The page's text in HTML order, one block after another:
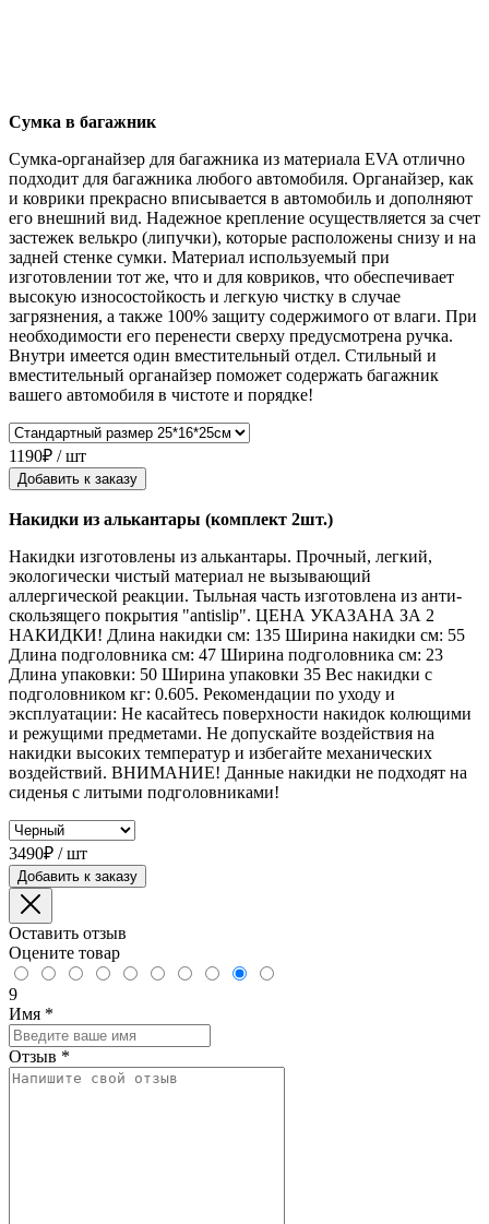
Сумка в багажник
Сумка-органайзер для багажника из материала EVA отлично
подходит для багажника любого автомобиля. Органайзер, как
и коврики прекрасно вписывается в автомобиль и дополняют
его внешний вид. Надежное крепление осуществляется за счет
застежек велькро (липучки), которые расположены снизу и на
задней стенке сумки. Материал используемый при
изготовлении тот же, что и для ковриков, что обеспечивает
высокую износостойкость и легкую чистку в случае
загрязнения, а также 100% защиту содержимого от влаги. При
необходимости его перенести сверху предусмотрена ручка.
Внутри имеется один вместительный отдел. Стильный и
вместительный органайзер поможет содержать багажник
вашего автомобиля в чистоте и порядке!
1190₽ / шт
Добавить к заказу
Накидки из алькантары (комплект 2шт.)
Накидки изготовлены из алькантары. Прочный, легкий,
экологически чистый материал не вызывающий
аллергической реакции. Тыльная часть изготовлена из анти-
скользящего покрытия "antislip". ЦЕНА УКАЗАНА ЗА 2
НАКИДКИ! Длина накидки см: 135 Ширина накидки см: 55
Длина подголовника см: 47 Ширина подголовника см: 23
Длина упаковки: 50 Ширина упаковки 35 Вес накидки с
подголовником кг: 0.605. Рекомендации по уходу и
эксплуатации: Не касайтесь поверхности накидок колющими
и режущими предметами. Не допускайте воздействия на
накидки высоких температур и избегайте механических
воздействий. ВНИМАНИЕ! Данные накидки не подходят на
сиденья с литыми подголовниками!
3490₽ / шт
Добавить к заказу
Оставить отзыв
Оцените товар
9
Имя *
Отзыв *